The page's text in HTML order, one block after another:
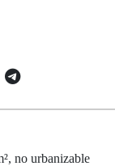
no urbanizable